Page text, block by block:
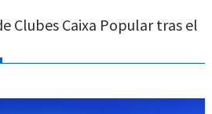
Clubes Caixa Popular tras el